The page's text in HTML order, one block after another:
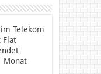
Telekom
Flat
Monat